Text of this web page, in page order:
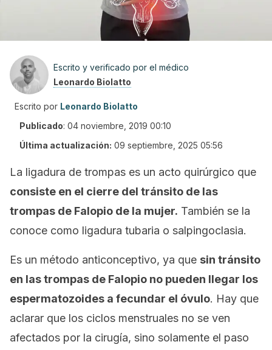
Escrito y verificado por el médico
Leonardo Biolatto
Escrito por Leonardo Biolatto
Publicado: 04 noviembre, 2019 00:10
Última actualización: 09 septiembre, 2025 05:56
La ligadura de trompas es un acto quirúrgico que
consiste en el cierre del tránsito de las
trompas de Falopio de la mujer. También se la
conoce como ligadura tubaria o salpingoclasia.
Es un método anticonceptivo, ya que sin tránsito
en las trompas de Falopio no pueden llegar los
espermatozoides a fecundar el óvulo. Hay que
aclarar que los ciclos menstruales no se ven
afectados por la cirugía, sino solamente el paso